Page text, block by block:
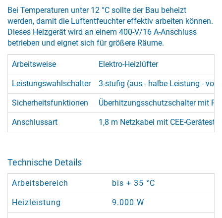
Bei Temperaturen unter 12 °C sollte der Bau beheizt
werden, damit die Luftentfeuchter effektiv arbeiten können.
Dieses Heizgerät wird an einem 400-V/16 A-Anschluss
betrieben und eignet sich für größere Räume.
Arbeitsweise Elektro-Heizlüfter
Leistungswahlschalter 3-stufig (aus - halbe Leistung -
Sicherheitsfunktionen Überhitzungsschutzschalter mit
Anschlussart 1,8 m Netzkabel mit CEE-
Technische Details
Arbeitsbereich bis + 35 °C
Heizleistung 9.000 W